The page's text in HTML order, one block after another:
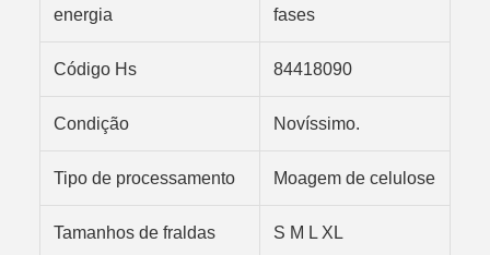
energia
fases
Código Hs 84418090
Condição Novíssimo.
Tipo de processamento Moagem de celulose
Tamanhos de fraldas S M L XL